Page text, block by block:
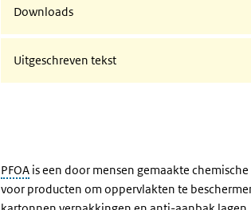
Downloads
Uitgeschreven tekst
PFOA is een door mensen gemaakte
voor producten om oppervlakten te